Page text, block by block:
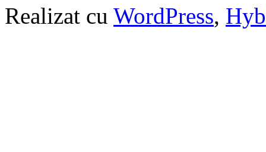
Realizat cu WordPress,